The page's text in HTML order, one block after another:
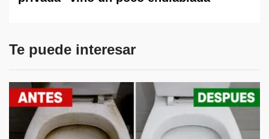
Te puede interesar